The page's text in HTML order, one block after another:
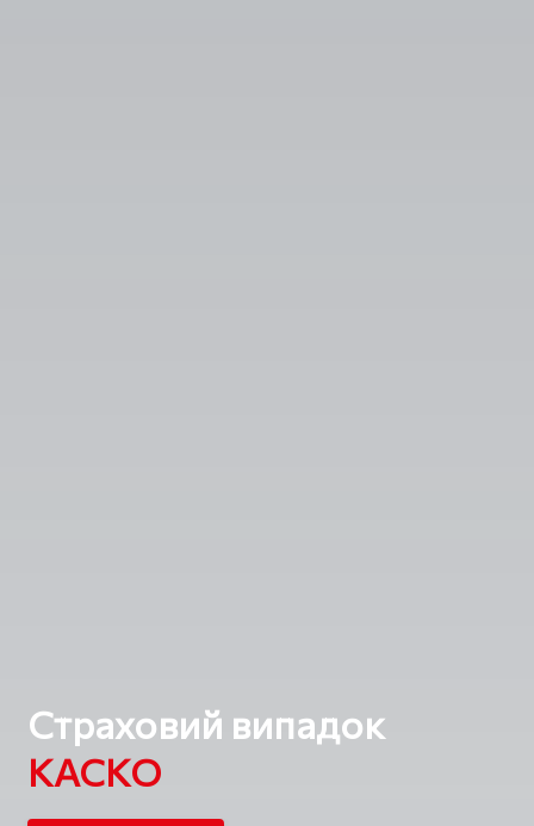
Страховий випадок
КАСКО